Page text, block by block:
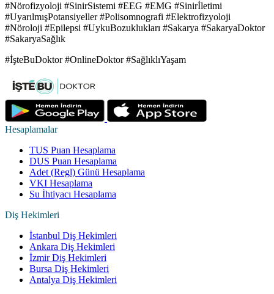
#Nörofizyoloji #SinirSistemi #EEG #EMG #Sinirİletimi
#UyarılmışPotansiyeller #Polisomnografi #Elektrofizyoloji
#Nöroloji #Epilepsi #UykuBozuklukları #Sakarya #SakaryaDoktor
#SakaryaSağlık
#İşteBuDoktor #OnlineDoktor #SağlıklıYaşam
Hesaplamalar
TUS Puan Hesaplama
DUS Puan Hesaplama
Adet (Regl) Günü Hesaplama
VKI Hesaplama
Su İhtiyacı Hesaplama
Diş Hekimleri
İstanbul Diş Hekimleri
Ankara Diş Hekimleri
İzmir Diş Hekimleri
Bursa Diş Hekimleri
Antalya Diş Hekimleri